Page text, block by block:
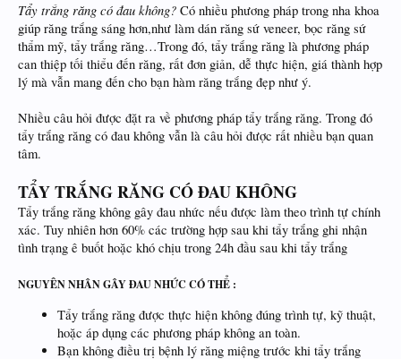
Tẩy trắng răng có đau không? Có nhiều phương pháp trong nha khoa
giúp răng trắng sáng hơn,như làm dán răng sứ veneer, bọc răng sứ
thẩm mỹ, tẩy trắng răng…Trong đó, tẩy trắng răng là phương pháp
can thiệp tối thiểu đến răng, rất đơn giản, dễ thực hiện, giá thành hợp
lý mà vẫn mang đến cho bạn hàm răng trắng đẹp như ý.
Nhiều câu hỏi được đặt ra về phương pháp tẩy trắng răng. Trong đó
tẩy trắng răng có đau không vẫn là câu hỏi được rất nhiều bạn quan
tâm.
TẨY TRẮNG RĂNG CÓ ĐAU KHÔNG
Tẩy trắng răng không gây đau nhức nếu được làm theo trình tự chính
xác. Tuy nhiên hơn 60% các trường hợp sau khi tẩy trắng ghi nhận
tình trạng ê buốt hoặc khó chịu trong 24h đầu sau khi tẩy trắng
NGUYÊN NHÂN GÂY ĐAU NHỨC CÓ THỂ :
Tẩy trắng răng được thực hiện không đúng trình tự, kỹ thuật,
hoặc áp dụng các phương pháp không an toàn.
Bạn không điều trị bệnh lý răng miệng trước khi tẩy trắng